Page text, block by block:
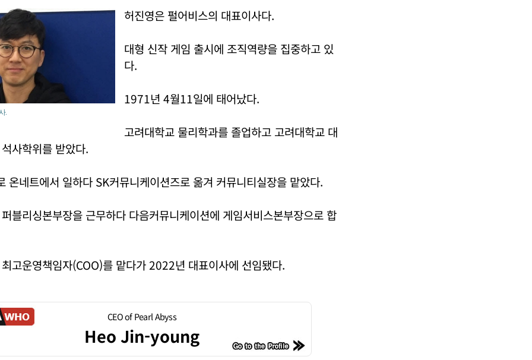
.
허진영은 펄어비스의 대표이사다.
대형 신작 게임 출시에 조직역량을 집중하고 있
다.
1971년 4월11일에 태어났다.
고려대학교 물리학과를 졸업하고 고려대학교 대
사학위를 받았다.
온네트에서 일하다 SK커뮤니케이션즈로 옮겨 커뮤니티실장을 맡았다.
블리싱본부장을 근무하다 다음커뮤니케이션에 게임서비스본부장으로 합
고운영책임자(COO)를 맡다가 2022년 대표이사에 선임됐다.
CEO of Pearl Abyss
Heo Jin-young